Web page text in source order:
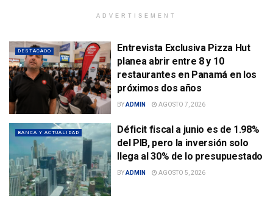
ADVERTISEMENT
DESTACADO
Entrevista Exclusiva Pizza Hut
planea abrir entre 8 y 10
restaurantes en Panamá en los
próximos dos años
BYADMIN AGOSTO 7, 2026
BANCA Y ACTUALIDAD
Déficit fiscal a junio es de 1.98%
del PIB, pero la inversión solo
llega al 30% de lo presupuestado
BYADMIN AGOSTO 5, 2026